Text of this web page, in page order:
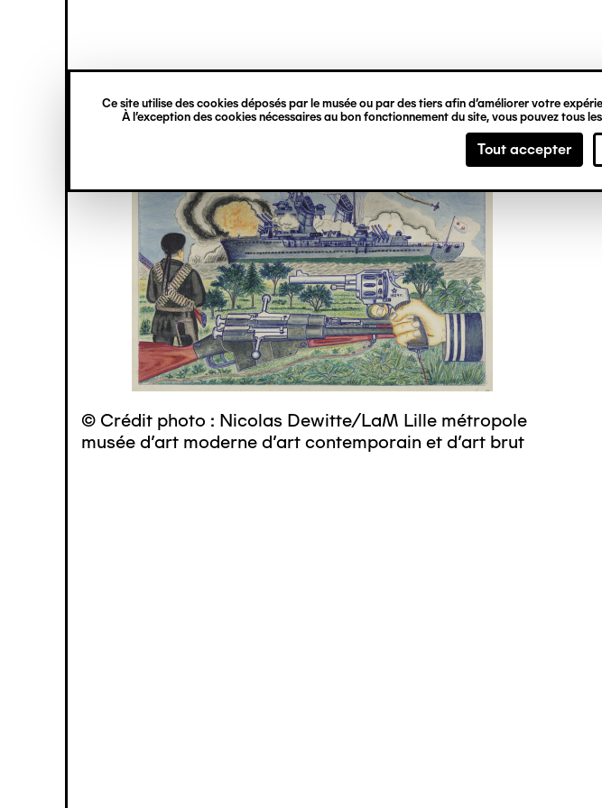
Ce site utilise des cookies déposés par le musée ou par des tiers afin d’améliorer votre
À l’exception des cookies nécessaires au bon fonctionnement du site, vous pouvez tous
Tout accepter
principal
verticale
© Crédit photo : Nicolas Dewitte/LaM Lille métropole
musée d’art moderne d’art contemporain et d’art brut